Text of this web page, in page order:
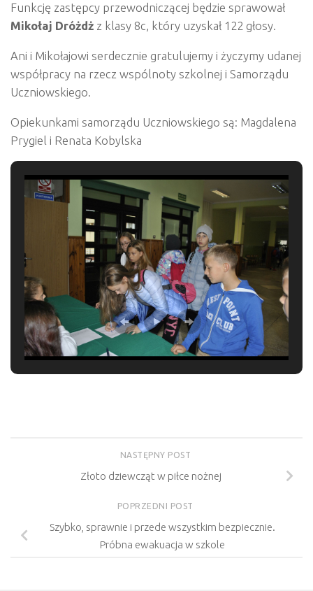
Funkcję zastępcy przewodniczącej będzie sprawował
Mikołaj Dróżdż z klasy 8c, który uzyskał 122 głosy.
Ani i Mikołajowi serdecznie gratulujemy i życzymy udanej
współpracy na rzecz wspólnoty szkolnej i Samorządu
Uczniowskiego.
Opiekunkami samorządu Uczniowskiego są: Magdalena
Prygiel i Renata Kobylska
NASTĘPNY POST
Złoto dziewcząt w piłce nożnej
POPRZEDNI POST
Szybko, sprawnie i przede wszystkim bezpiecznie.
Próbna ewakuacja w szkole